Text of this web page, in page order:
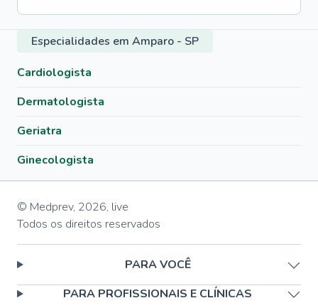
Especialidades em Amparo - SP
Cardiologista
Dermatologista
Geriatra
Ginecologista
© Medprev, 2026, live
Todos os direitos reservados
PARA VOCÊ
PARA PROFISSIONAIS E CLÍNICAS